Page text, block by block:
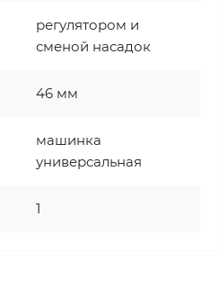
регулятором и
сменой насадок
46 мм
машинка
универсальная
1